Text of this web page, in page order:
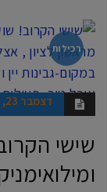
רכילות
דצמבר 23, 2024
שישי